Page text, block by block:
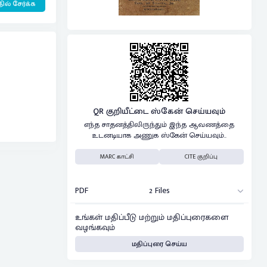
சேர்க்க
QR குறியீட்டை ஸ்கேன் செய்யவும்
எந்த சாதனத்திலிருந்தும் இந்த ஆவணத்தை
உடனடியாக அணுக ஸ்கேன் செய்யவும்..
MARC காட்சி CITE குறிப்பு
PDF 2 Files
உங்கள் மதிப்பீடு மற்றும் மதிப்புரைகளை
வழங்கவும்
மதிப்புரை செய்ய